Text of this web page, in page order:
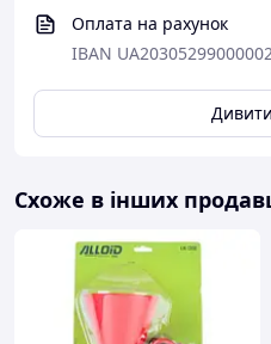
Оплата на рахунок
IBAN
Схоже в інших